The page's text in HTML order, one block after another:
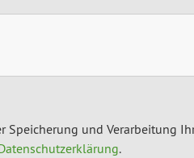
und Verarbeitung
.